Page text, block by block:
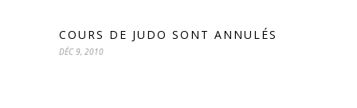
COURS DE JUDO SONT ANNULÉS
DÉC 9, 2010